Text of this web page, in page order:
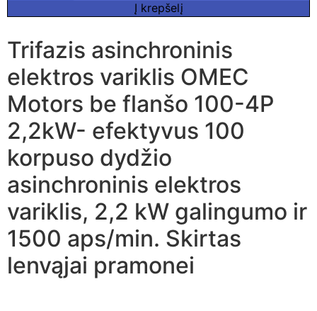
Į krepšelį
Trifazis asinchroninis
elektros variklis OMEC
Motors be flanšo 100-4P
2,2kW- efektyvus 100
korpuso dydžio
asinchroninis elektros
variklis, 2,2 kW galingumo ir
1500 aps/min. Skirtas
lenvąjai pramonei